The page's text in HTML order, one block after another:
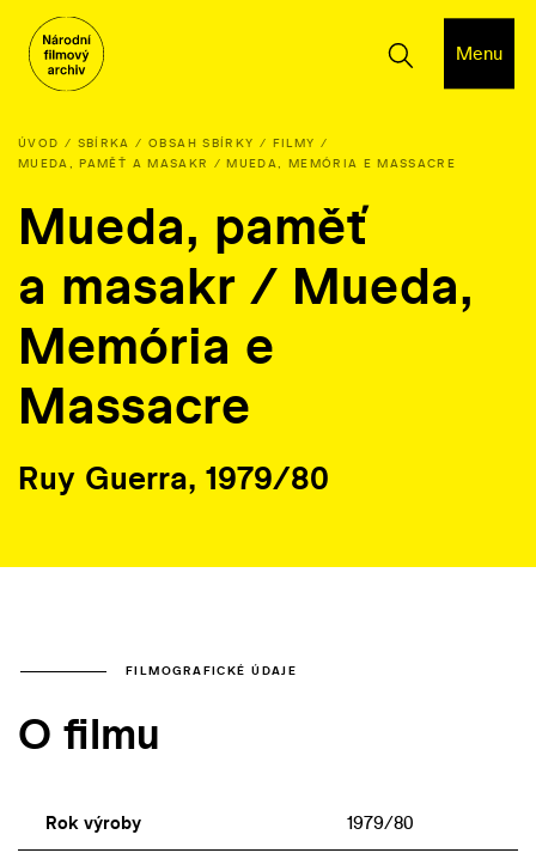
Menu
ÚVOD SBÍRKA OBSAH SBÍRKY
FILMY
MUEDA, PAMĚŤ A MASAKR / MUEDA, MEMÓRIA E MASSACRE
Mueda, paměť
a masakr / Mueda,
Memória e
Massacre
Ruy Guerra, 1979/80
FILMOGRAFICKÉ ÚDAJE
O filmu
Rok výroby 1979/80